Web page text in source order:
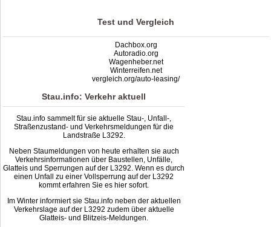
Test und Vergleich
Dachbox.org
Autoradio.org
Wagenheber.net
Winterreifen.net
vergleich.org/auto-leasing/
Stau.info: Verkehr aktuell
Stau.info sammelt für sie aktuelle Stau-, Unfall-,
Straßenzustand- und Verkehrsmeldungen für die
Landstraße L3292.
Neben Staumeldungen von heute erhalten sie auch
Verkehrsinformationen über Baustellen, Unfälle,
Glatteis und Sperrungen auf der L3292. Wenn es durch
einen Unfall zu einer Vollsperrung auf der L3292
kommt erfahren Sie es hier sofort.
Im Winter informiert sie Stau.info neben der aktuellen
Verkehrslage auf der L3292 zudem über aktuelle
Glatteis- und Blitzeis-Meldungen.